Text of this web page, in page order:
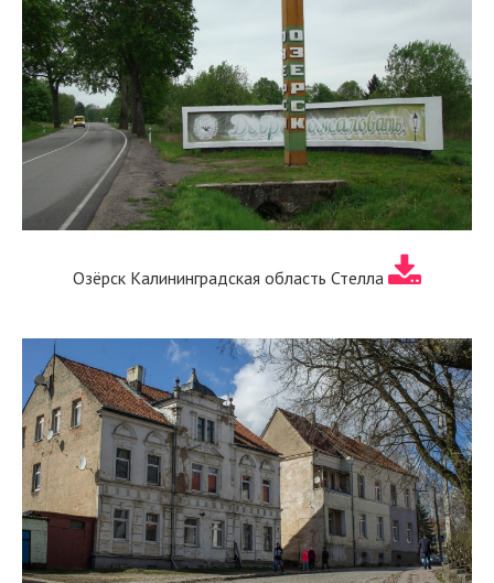
Озёрск Калининградская область Стелла